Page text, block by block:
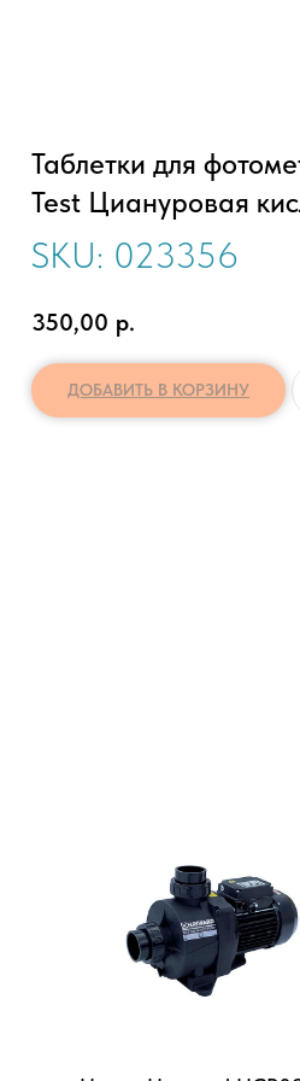
Таблетки для
Test Циануровая
SKU: 023356
350,00 р.
ДОБАВИТЬ В КОРЗИНУ